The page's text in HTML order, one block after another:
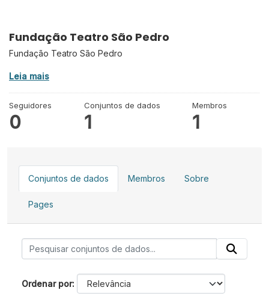
Fundação Teatro São Pedro
Fundação Teatro São Pedro
Leia mais
Seguidores
0
Conjuntos de dados
1
Membros
1
Conjuntos de dados Membros Sobre
Pages
Ordenar por